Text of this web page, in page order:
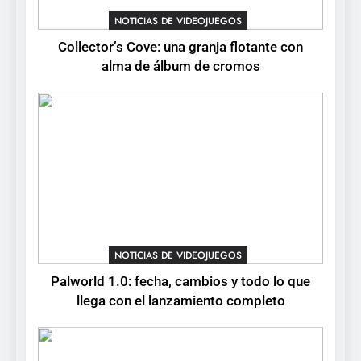
para PC y móviles
NOTICIAS DE VIDEOJUEGOS
Stuntman: Hollywood
devuelve el espectáculo de
la conducción acrobática a
NOTICIAS DE VIDEOJUEGOS
Collector’s Cove: una granja flotante con
alma de álbum de cromos
NOTICIAS DE VIDEOJUEGOS
Palworld 1.0: fecha, cambios y todo lo que
llega con el lanzamiento completo